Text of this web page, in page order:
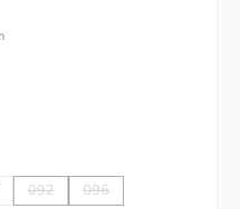
092(Diese Option ist zurzeit nicht
096(Diese Option ist zurzeit